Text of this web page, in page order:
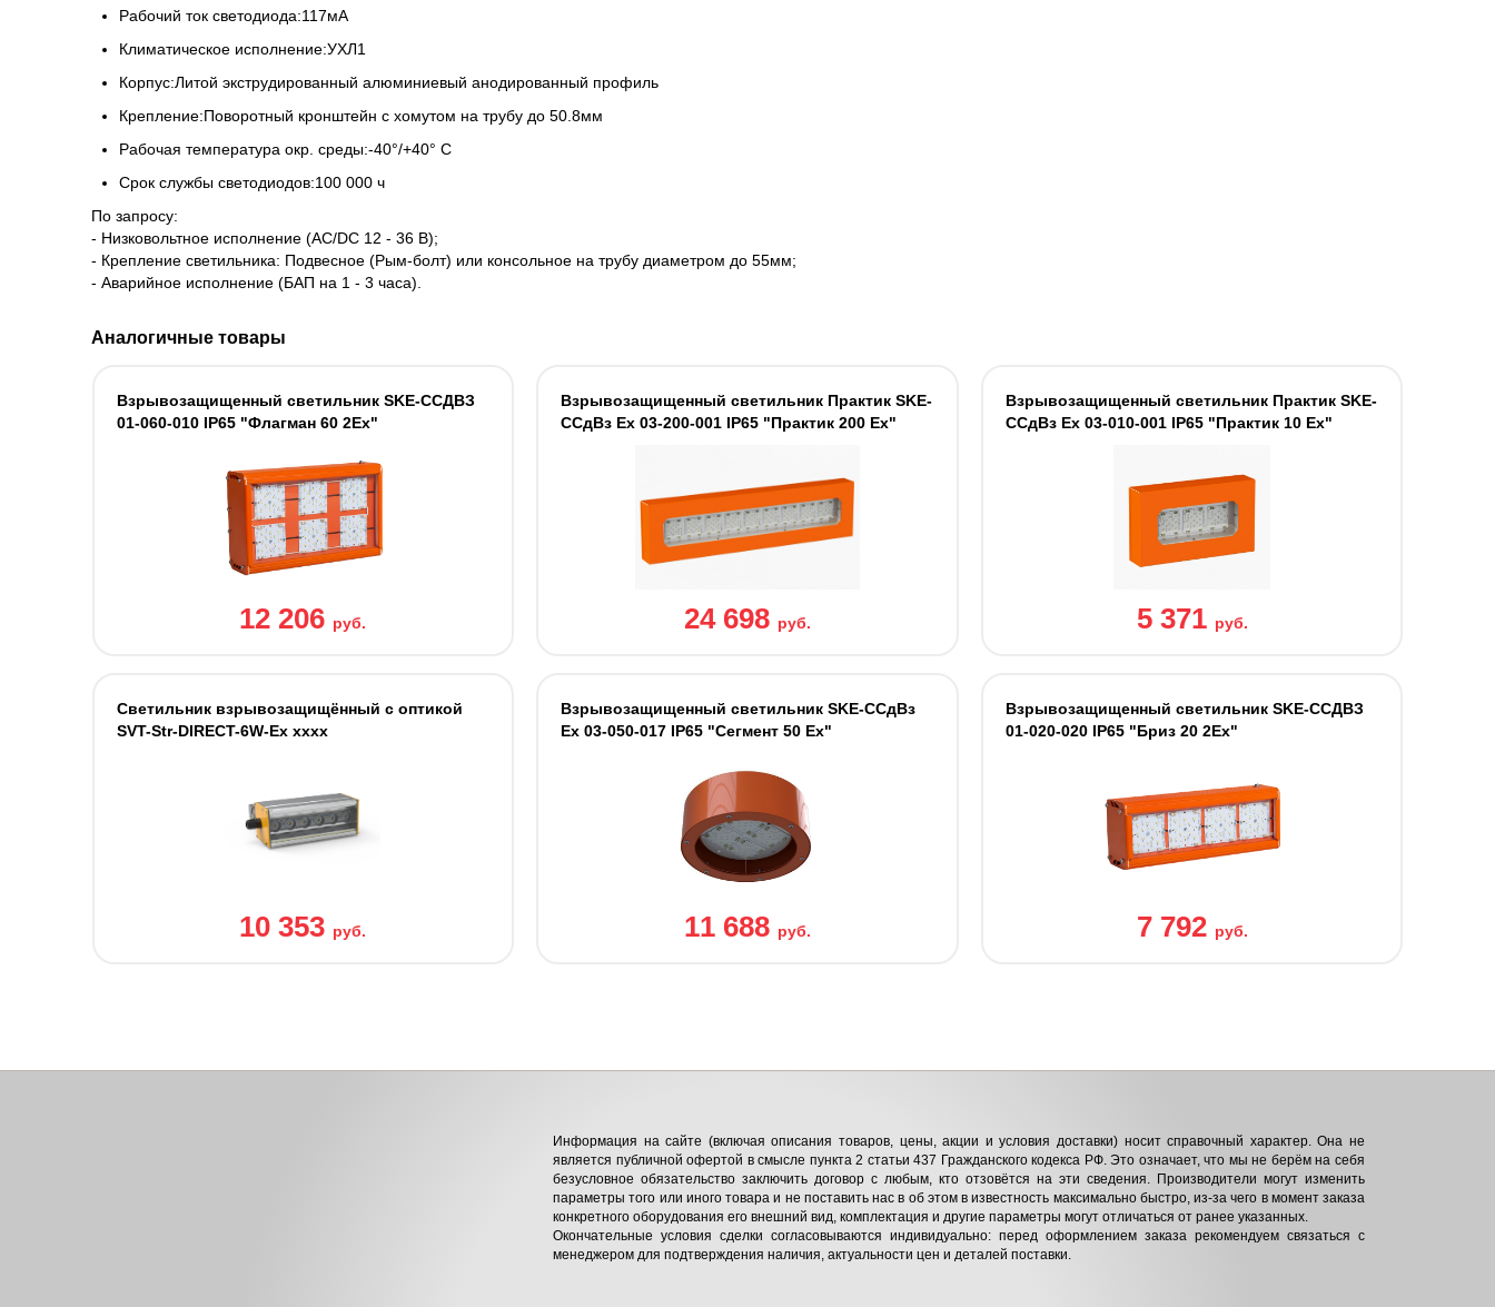
Рабочий ток светодиода:117мА
Климатическое исполнение:УХЛ1
Корпус:Литой экструдированный алюминиевый анодированный профиль
Крепление:Поворотный кронштейн с хомутом на трубу до 50.8мм
Рабочая температура окр. среды:-40°/+40° С
Срок службы светодиодов:100 000 ч
По запросу:
- Низковольтное исполнение (AC/DC 12 - 36 В);
- Крепление светильника: Подвесное (Рым-болт) или консольное на трубу диаметром до 55мм;
- Аварийное исполнение (БАП на 1 - 3 часа).
Аналогичные товары
Взрывозащищенный светильник SKE-ССДВЗ
01-060-010 IP65 "Флагман 60 2Ех"
12 206 руб.
Взрывозащищенный светильник Практик SKE-
ССдВз Ех 03-200-001 IP65 "Практик 200 Ех"
24 698 руб.
Взрывозащищенный светильник Практик SKE-
ССдВз Ех 03-010-001 IP65 "Практик 10 Ех"
5 371 руб.
Светильник взрывозащищённый c оптикой
SVT-Str-DIRECT-6W-Ex xxxx
10 353 руб.
Взрывозащищенный светильник SKE-ССдВз
Ех 03-050-017 IP65 "Сегмент 50 Ех"
11 688 руб.
Взрывозащищенный светильник SKE-ССДВЗ
01-020-020 IP65 "Бриз 20 2Ех"
7 792 руб.
Информация на сайте (включая описания товаров, цены, акции и условия доставки) носит справочный характер. Она не
является публичной офертой в смысле пункта 2 статьи 437 Гражданского кодекса РФ. Это означает, что мы не берём на себя
безусловное обязательство заключить договор с любым, кто отзовётся на эти сведения. Производители могут изменить
параметры того или иного товара и не поставить нас в об этом в известность максимально быстро, из-за чего в момент заказа
конкретного оборудования его внешний вид, комплектация и другие параметры могут отличаться от ранее указанных.
Окончательные условия сделки согласовываются индивидуально: перед оформлением заказа рекомендуем связаться с
менеджером для подтверждения наличия, актуальности цен и деталей поставки.